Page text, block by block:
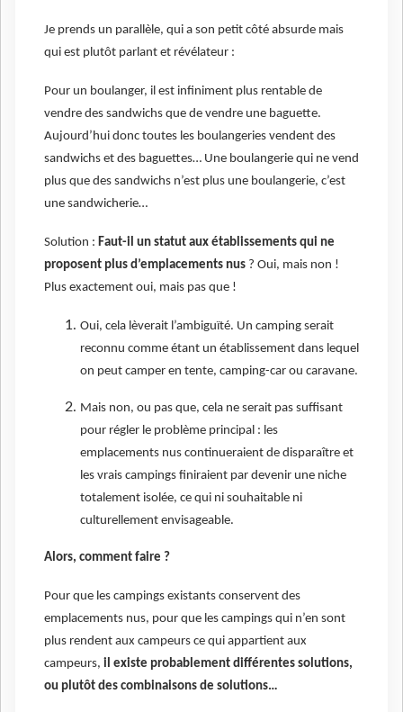
Je prends un parallèle, qui a son petit côté absurde mais
qui est plutôt parlant et révélateur :
Pour un boulanger, il est infiniment plus rentable de
vendre des sandwichs que de vendre une baguette.
Aujourd’hui donc toutes les boulangeries vendent des
sandwichs et des baguettes… Une boulangerie qui ne vend
plus que des sandwichs n’est plus une boulangerie, c’est
une sandwicherie…
Solution : Faut-il un statut aux établissements qui ne
proposent plus d’emplacements nus ? Oui, mais non !
Plus exactement oui, mais pas que !
Oui, cela lèverait l’ambiguïté. Un camping serait
reconnu comme étant un établissement dans lequel
on peut camper en tente, camping-car ou caravane.
Mais non, ou pas que, cela ne serait pas suffisant
pour régler le problème principal : les
emplacements nus continueraient de disparaître et
les vrais campings finiraient par devenir une niche
totalement isolée, ce qui ni souhaitable ni
culturellement envisageable.
Alors, comment faire ?
Pour que les campings existants conservent des
emplacements nus, pour que les campings qui n’en sont
plus rendent aux campeurs ce qui appartient aux
campeurs, il existe probablement différentes solutions,
ou plutôt des combinaisons de solutions…